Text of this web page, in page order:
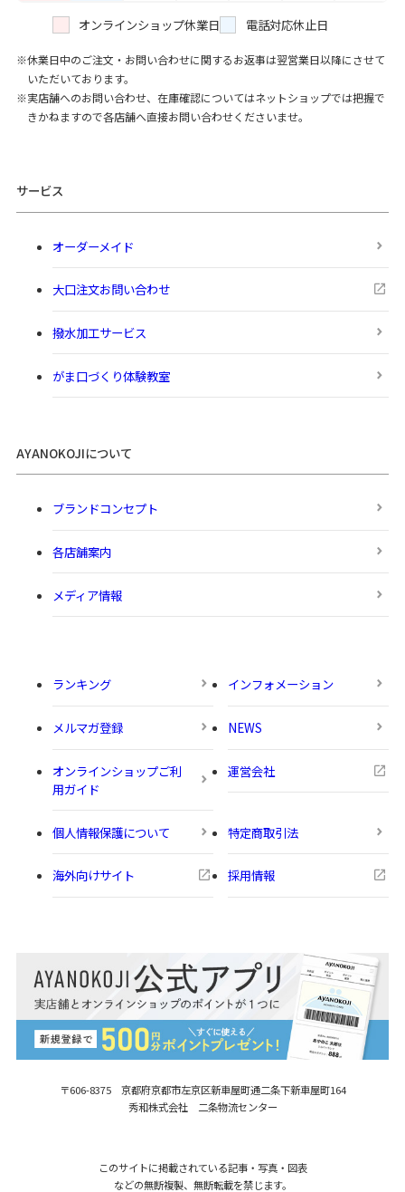
〒606-8375 京都府京都市左京区新車屋町通二条下新車屋町164
秀和株式会社 二条物流センター
オンラインショップ休業日 電話対応休止日
休業日中のご注文・お問い合わせに関するお返事は翌営業日以降にさせて
いただいております。
実店舗へのお問い合わせ、在庫確認についてはネットショップでは把握で
きかねますので各店舗へ直接お問い合わせくださいませ。
サービス
オーダーメイド
大口注文お問い合わせ
撥水加工サービス
がま口づくり体験教室
AYANOKOJIについて
ブランドコンセプト
各店舗案内
メディア情報
ランキング インフォメーション
メルマガ登録 NEWS
オンラインショップご利
用ガイド
運営会社
個人情報保護について 特定商取引法
海外向けサイト 採用情報
このサイトに掲載されている記事・写真・図表
などの無断複製、無断転載を禁じます。